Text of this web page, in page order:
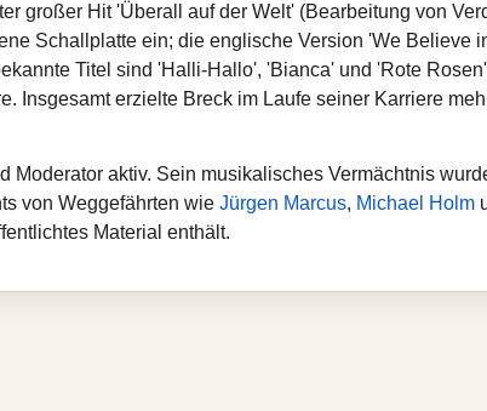
großer Hit 'Überall auf der Welt' (Bearbeitung von
Schallplatte ein; die englische Version 'We Believe
Titel sind 'Halli-Hallo', 'Bianca' und 'Rote
Insgesamt erzielte Breck im Laufe seiner Karriere
aktiv. Sein musikalisches Vermächtnis
von Weggefährten wie Jürgen Marcus, Michael Holm
Material enthält.